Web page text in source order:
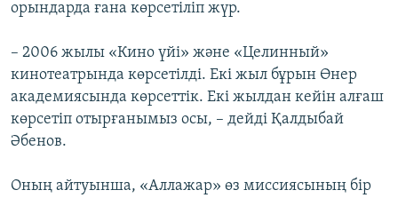
орындарда ғана көрсетіліп жүр.
– 2006 жылы «Кино үйі» және «Целинный»
кинотеатрында көрсетілді. Екі жыл бұрын Өнер
академиясында көрсеттік. Екі жылдан кейін алғаш
көрсетіп отырғанымыз осы, – дейді Қалдыбай
Әбенов.
Оның айтуынша, «Аллажар» өз миссиясының бір